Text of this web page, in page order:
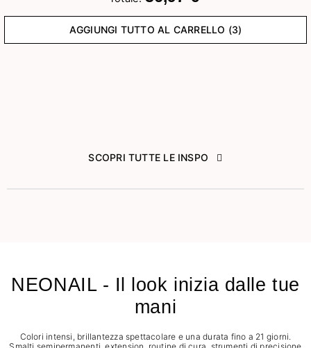
AGGIUNGI TUTTO AL CARRELLO (3)
SCOPRI TUTTE LE INSPO
NEONAIL - Il look inizia dalle tue
mani
Colori intensi, brillantezza spettacolare e una durata fino a 21 giorni.